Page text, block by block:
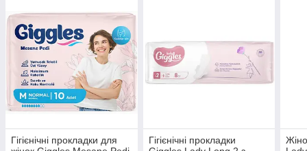
Гігієнічні прокладки для
Гігієнічні прокладки